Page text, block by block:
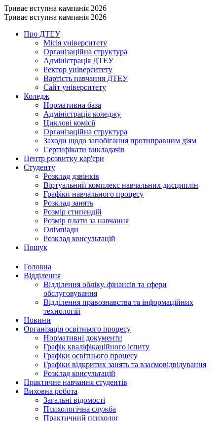
Триває вступна кампанія 2026
Триває вступна кампанія 2026
Про ДТЕУ
Місія університету
Організаційна структура
Адміністрація ДТЕУ
Ректор університету
Вартість навчання ДТЕУ
Сайт університету
Коледж
Нормативна база
Адміністрація коледжу
Циклові комісії
Організаційна структура
Заходи щодо запобігання протиправним діям
Сертифікати викладачів
Центр розвитку кар'єри
Студенту
Розклад дзвінків
Віртуальний комплекс навчальних дисциплін
Графіки навчального процесу
Розклад занять
Розмір стипендій
Розмір плати за навчання
Олімпіади
Розклад консультацій
Пошук
Головна
Відділення
Відділення обліку, фінансів та сфери
обслуговування
Відділення правознавства та інформаційних
технологій
Новини
Організація освітнього процесу
Нормативні документи
Графік кваліфікаційного іспиту
Графіки освітнього процесу
Графіки відкритих занять та взаємовідвідування
Розклад консультацій
Практичне навчання студентів
Виховна робота
Загальні відомості
Психологічна служба
Практичний психолог